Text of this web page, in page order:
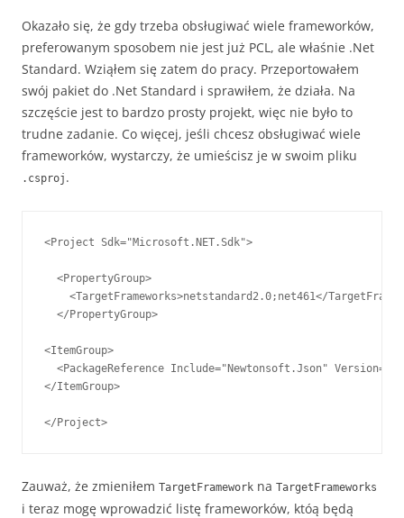
Okazało się, że gdy trzeba obsługiwać wiele frameworków,
preferowanym sposobem nie jest już PCL, ale właśnie .Net
Standard. Wziąłem się zatem do pracy. Przeportowałem
swój pakiet do .Net Standard i sprawiłem, że działa. Na
szczęście jest to bardzo prosty projekt, więc nie było to
trudne zadanie. Co więcej, jeśli chcesz obsługiwać wiele
frameworków, wystarczy, że umieścisz je w swoim pliku
.csproj .
<Project Sdk="Microsoft.NET.Sdk">
  <PropertyGroup>
<TargetFrameworks>netstandard2.0;net461</
  </PropertyGroup>
<ItemGroup>
<PackageReference Include="Newtonsoft.Json"
</ItemGroup>
</Project>
Zauważ, że zmieniłem TargetFramework na TargetFrameworks
i teraz mogę wprowadzić listę frameworków, któą będą